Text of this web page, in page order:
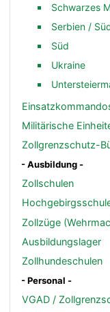
Schwarzes
Serbien /
Süd
Ukraine
Militärische
Zollgrenzschutz-
- Ausbildung -
Zollschulen
Zollzüge
Ausbildungslager
Zollhundeschulen
- Personal -
VGAD /